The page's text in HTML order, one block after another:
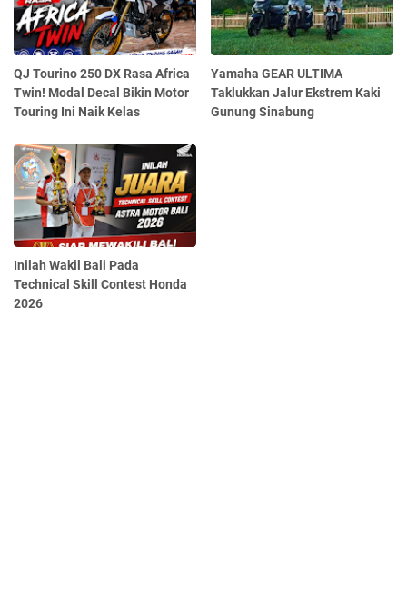
QJ Tourino 250 DX Rasa Africa
Twin! Modal Decal Bikin Motor
Touring Ini Naik Kelas
Yamaha GEAR ULTIMA
Taklukkan Jalur Ekstrem Kaki
Gunung Sinabung
Inilah Wakil Bali Pada
Technical Skill Contest Honda
2026